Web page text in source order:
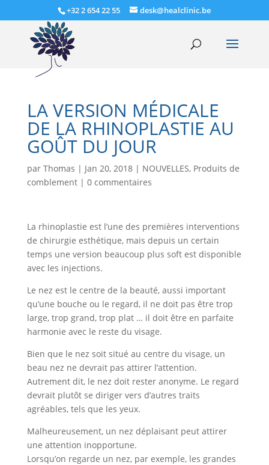
+32 2 654 22 55 desk@healclinic.be
LA VERSION MÉDICALE
DE LA RHINOPLASTIE AU
GOÛT DU JOUR
par Thomas | Jan 20, 2018| NOUVELLES, Produits de
comblement| 0 commentaires
La rhinoplastie est l’une des premières interventions
de chirurgie esthétique, mais depuis un certain
temps une version beaucoup plus soft est disponible
avec les injections.
Le nez est le centre de la beauté, aussi important
qu’une bouche ou le regard, il ne doit pas être trop
large, trop grand, trop plat … il doit être en parfaite
harmonie avec le reste du visage.
Bien que le nez soit situé au centre du visage, un
beau nez ne devrait pas attirer l’attention.
Autrement dit, le nez doit rester anonyme. Le regard
devrait plutôt se diriger vers d’autres traits
agréables, tels que les yeux.
Malheureusement, un nez déplaisant peut attirer
une attention inopportune.
Lorsqu’on regarde un nez, par exemple, les grandes